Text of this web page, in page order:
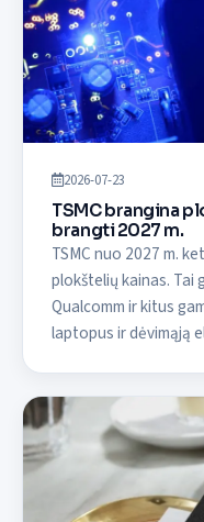
2026-07-23
TSMC brangina
brangti 2027 m.
TSMC nuo 2027 m.
plokštelių kainas. Tai
Qualcomm ir kitus
laptopus ir dėvimąją